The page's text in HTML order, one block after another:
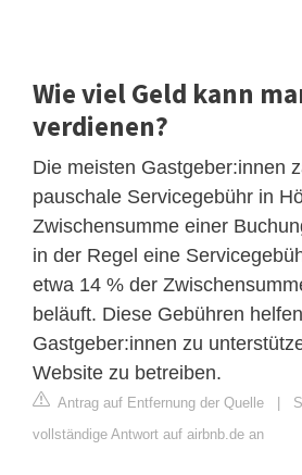
Wie viel Geld kann
verdienen?
Die meisten Gastgeber:innen
pauschale Servicegebühr in
Zwischensumme einer
in der Regel eine
etwa 14 % der
beläuft. Diese Gebühren
Gastgeber:innen zu
Website zu betreiben.
Antrag auf Entfernung der Quelle
vollständige Antwort auf airbnb.de an